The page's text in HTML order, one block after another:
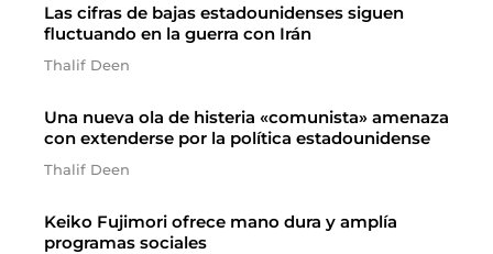
Las cifras de bajas estadounidenses siguen
fluctuando en la guerra con Irán
Thalif Deen
Una nueva ola de histeria «comunista» amenaza
con extenderse por la política estadounidense
Thalif Deen
Keiko Fujimori ofrece mano dura y amplía
programas sociales